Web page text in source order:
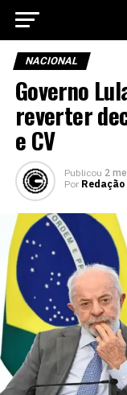
NACIONAL
Governo
reverter
e CV
Publicou 2
Por Redação